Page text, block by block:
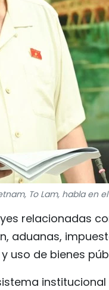
To Lam, habla en
relacionadas
aduanas,
uso de bienes